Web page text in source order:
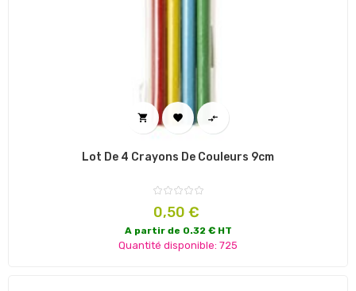
  
Lot De 4 Crayons De Couleurs 9cm
Prix
0,50 €
A partir de 0.32 € HT
Quantité disponible: 725